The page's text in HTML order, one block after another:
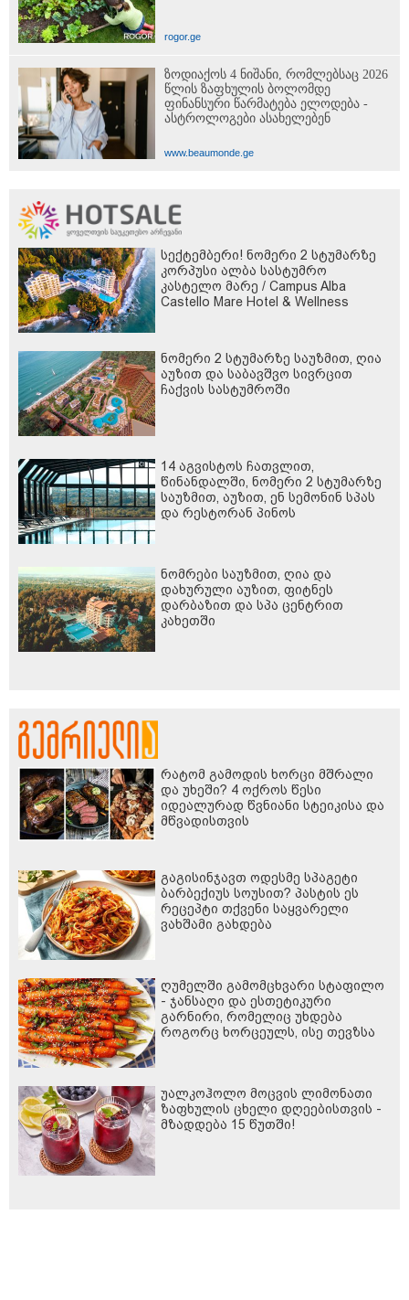
rogor.ge
ზოდიაქოს 4 ნიშანი, რომლებსაც 2026
წლის ზაფხულის ბოლომდე
ფინანსური წარმატება ელოდება -
ასტროლოგები ასახელებენ
www.beaumonde.ge
სექტემბერი! ნომერი 2 სტუმარზე
კორპუსი ალბა სასტუმრო
კასტელო მარე / Campus Alba
Castello Mare Hotel & Wellness
ნომერი 2 სტუმარზე საუზმით, ღია
აუზით და საბავშვო სივრცით
ჩაქვის სასტუმროში
14 აგვისტოს ჩათვლით,
წინანდალში, ნომერი 2 სტუმარზე
საუზმით, აუზით, ენ სემონინ სპას
და რესტორან პინოს
ნომრები საუზმით, ღია და
დახურული აუზით, ფიტნეს
დარბაზით და სპა ცენტრით
კახეთში
რატომ გამოდის ხორცი მშრალი
და უხეში? 4 ოქროს წესი
იდეალურად წვნიანი სტეიკისა და
მწვადისთვის
გაგისინჯავთ ოდესმე სპაგეტი
ბარბექიუს სოუსით? პასტის ეს
რეცეპტი თქვენი საყვარელი
ვახშამი გახდება
ღუმელში გამომცხვარი სტაფილო
- ჯანსაღი და ესთეტიკური
გარნირი, რომელიც უხდება
როგორც ხორცეულს, ისე თევზსა
უალკოჰოლო მოცვის ლიმონათი
ზაფხულის ცხელი დღეებისთვის -
მზადდება 15 წუთში!